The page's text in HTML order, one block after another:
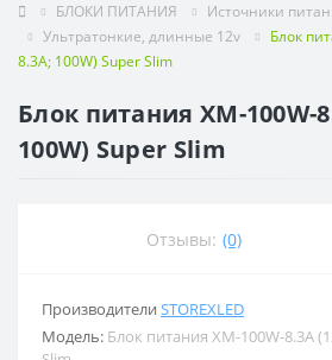
БЛОКИ ПИТАНИЯ
Источники
Ультратонкие, длинные 12v
Блок
8.3A; 100W) Super Slim
Блок питания XM-100W-
100W) Super Slim
Отзывы: (0)
Производители STOREXLED
Модель: Блок питания XM-100W-8.3A